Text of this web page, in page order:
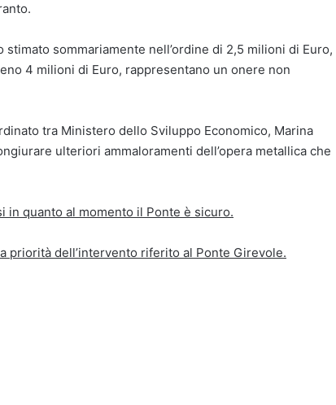
stimato sommariamente nell’ordine di 2,5 milioni di Euro,
4 milioni di Euro, rappresentano un onere non
tra Ministero dello Sviluppo Economico, Marina
ulteriori ammaloramenti dell’opera metallica che
in quanto al momento il Ponte è sicuro.
priorità dell’intervento riferito al Ponte Girevole.